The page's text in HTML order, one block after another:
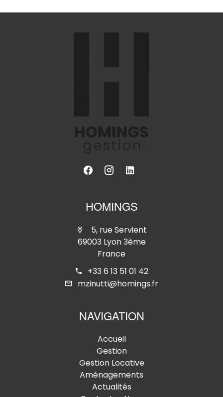
HOMINGS
5, rue Servient
69003 Lyon 3ème
France
+33 6 13 51 01 42
mzinutti@homings.fr
NAVIGATION
Accueil
Gestion
Gestion Locative
Aménagements
Actualités